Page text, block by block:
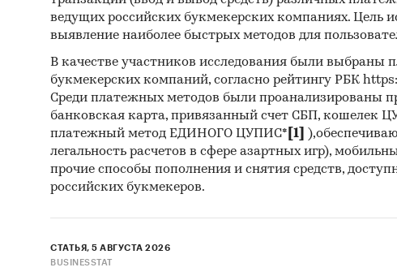
Методы:
Прогноз
Отчет
ведущих российских букмекерских компаниях. Цель
выявление наиболее быстрых методов для
В качестве участников исследования были выбраны
букмекерских компаний, согласно рейтингу РБК
Среди платежных методов были проанализированы
банковская карта, привязанный счет СБП, кошелек
платежный метод ЕДИНОГО ЦУПИС* [1]
легальность расчетов в сфере азартных игр),
прочие способы пополнения и снятия средств,
российских букмекеров.
СТАТЬЯ, 5 АВГУСТА 2026
BUSINESSTAT